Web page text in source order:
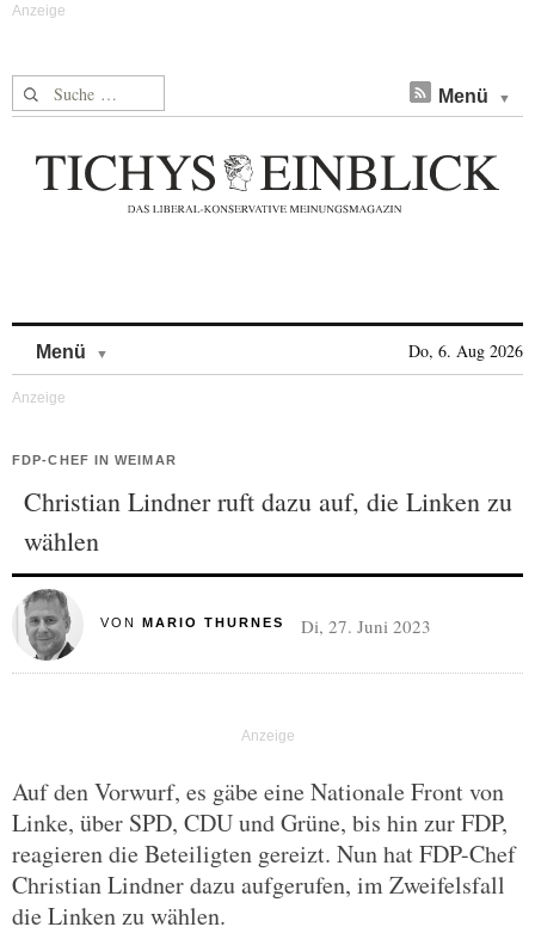
Suche nach: Menü
Menü Do, 6. Aug 2026
FDP-CHEF IN WEIMAR
Christian Lindner ruft dazu auf, die Linken zu
wählen
VON MARIO THURNES Di, 27. Juni 2023
Auf den Vorwurf, es gäbe eine Nationale Front von
Linke, über SPD, CDU und Grüne, bis hin zur FDP,
reagieren die Beteiligten gereizt. Nun hat FDP-Chef
Christian Lindner dazu aufgerufen, im Zweifelsfall
die Linken zu wählen.